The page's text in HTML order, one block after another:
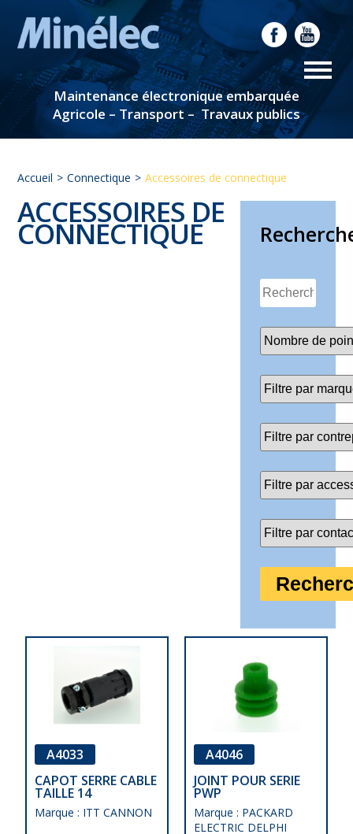
Maintenance électronique embarquée
Agricole – Transport – Travaux publics
Accueil Connectique Accessoires de connectique
ACCESSOIRES DE
CONNECTIQUE
A4033
CAPOT SERRE CABLE
TAILLE 14
Marque : ITT CANNON
A4046
JOINT POUR SERIE
PWP
Marque : PACKARD
ELECTRIC DELPHI